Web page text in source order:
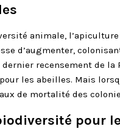
animale,
d’augmenter,
recensement de
les abeilles. Mais
de mortalité des
pour